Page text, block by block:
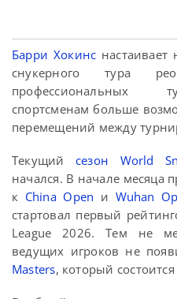
Барри Хокинс
снукерного тура
профессиональных
спортсменам больше
перемещений между
Текущий сезон World
начался. В начале
к China Open и Wuhan
стартовал первый
League 2026. Тем не
ведущих игроков не
Masters, который